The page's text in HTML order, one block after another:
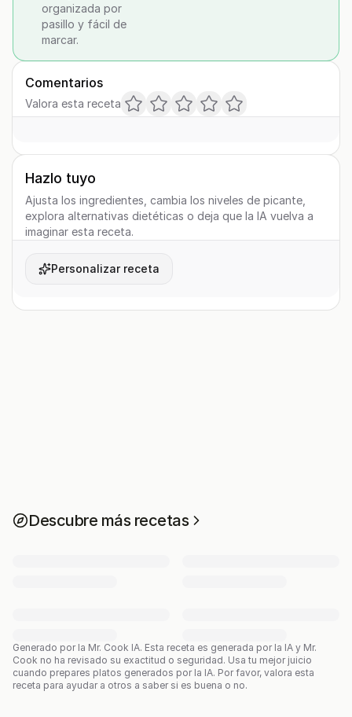
organizada por
pasillo y fácil de
marcar.
Comentarios
Valora esta receta
Hazlo tuyo
Ajusta los ingredientes, cambia los niveles de picante,
explora alternativas dietéticas o deja que la IA vuelva a
imaginar esta receta.
Personalizar receta
Descubre más recetas
Generado por la Mr. Cook IA. Esta receta es generada por la IA y Mr.
Cook no ha revisado su exactitud o seguridad. Usa tu mejor juicio
cuando prepares platos generados por la IA. Por favor, valora esta
receta para ayudar a otros a saber si es buena o no.